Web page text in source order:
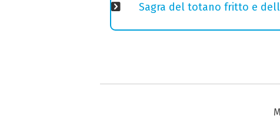
Sagra del totano fritto e